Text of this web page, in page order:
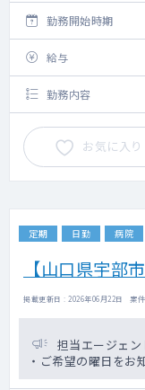
勤務開始時期
給与
勤務内容
お気に入り
定期 日勤 病院
【山口県宇部
掲載更新日 : 2026年06月22日 案
担当エージェン
・ご希望の曜日をお